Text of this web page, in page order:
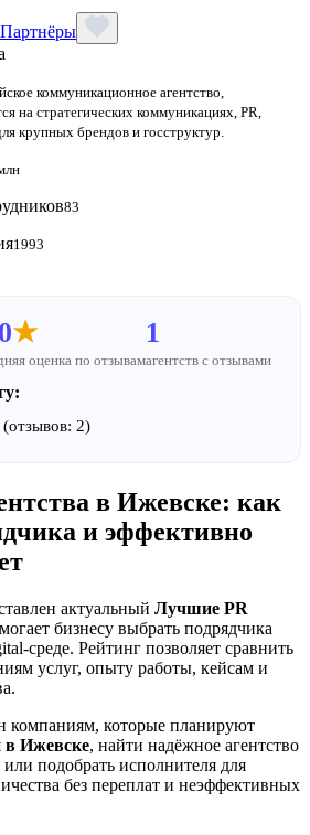
коммуникационное агентство,
на стратегических коммуникациях, PR,
крупных брендов и госструктур.
83
1993
★
оценка по отзывам
1
агентств с отзывами
2)
в Ижевске: как
и эффективно
актуальный Лучшие PR
бизнесу выбрать подрядчика
среде. Рейтинг позволяет сравнить
услуг, опыту работы, кейсам и
компаниям, которые планируют
в Ижевске, найти надёжное агентство
подобрать исполнителя для
без переплат и неэффективных